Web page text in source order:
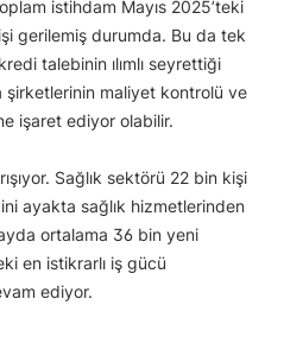
istihdam Mayıs 2025’teki
gerilemiş durumda. Bu da tek
talebinin ılımlı seyrettiği
şirketlerinin maliyet kontrolü ve
işaret ediyor olabilir.
Sağlık sektörü 22 bin kişi
ayakta sağlık hizmetlerinden
ortalama 36 bin yeni
en istikrarlı iş gücü
ediyor.